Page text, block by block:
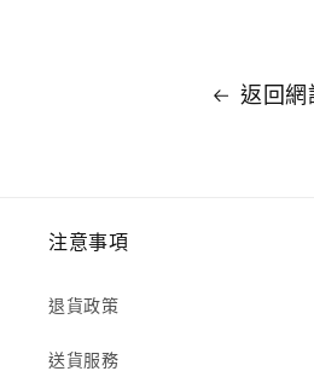
返回網
注意事項
退貨政策
送貨服務